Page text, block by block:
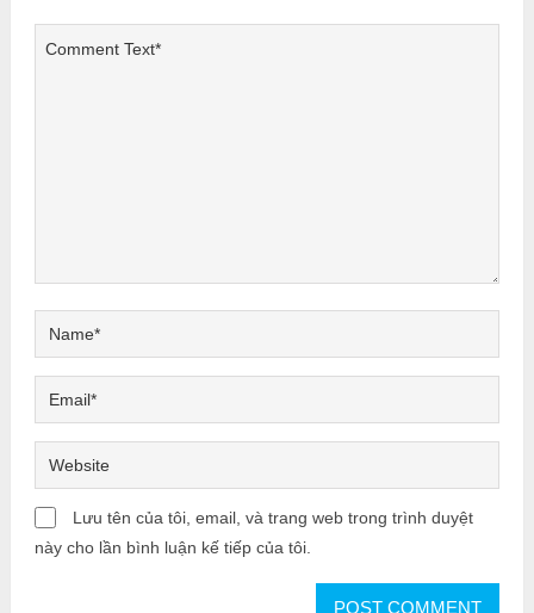
Lưu tên của tôi, email, và trang web trong trình duyệt
này cho lần bình luận kế tiếp của tôi.